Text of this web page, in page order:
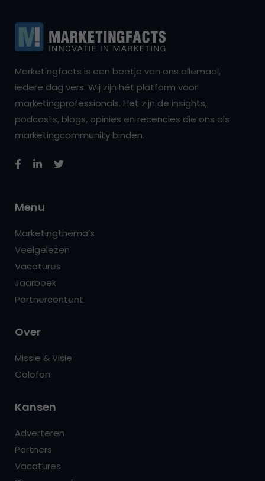
Marketingfacts is een beetje van ons allemaal,
iedere dag vers. Wij zijn hét platform voor
marketingprofessionals. Het zijn de insights,
podcasts, blogs, opinies en recencies die ons als
marketingcommunity binden.
Menu
Marketingthema’s
Veelgelezen
Vacatures
Jaarboek
Partnercontent
Over
Missie & Visie
Colofon
Kansen
Adverteren
Partners
Vacatures